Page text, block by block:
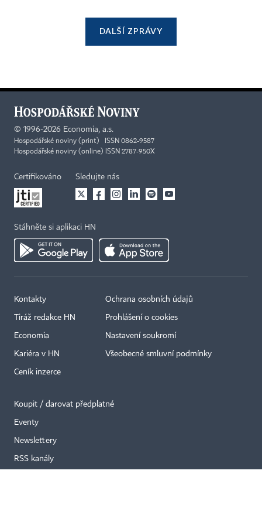
DALŠÍ ZPRÁVY
© 1996-2026 Economia, a.s.
Hospodářské noviny (print) ISSN 0862-9587
Hospodářské noviny (online) ISSN 2787-950X
Certifikováno Sledujte nás
Stáhněte si aplikaci HN
Kontakty
Tiráž redakce HN
Economia
Kariéra v HN
Ceník inzerce
Ochrana osobních údajů
Prohlášení o cookies
Nastavení soukromí
Všeobecné smluvní podmínky
Koupit / darovat předplatné
Eventy
Newslettery
RSS kanály